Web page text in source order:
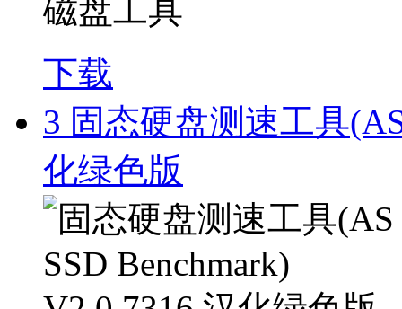
磁盘工具
下载
3 固态硬盘测速工具
化绿色版